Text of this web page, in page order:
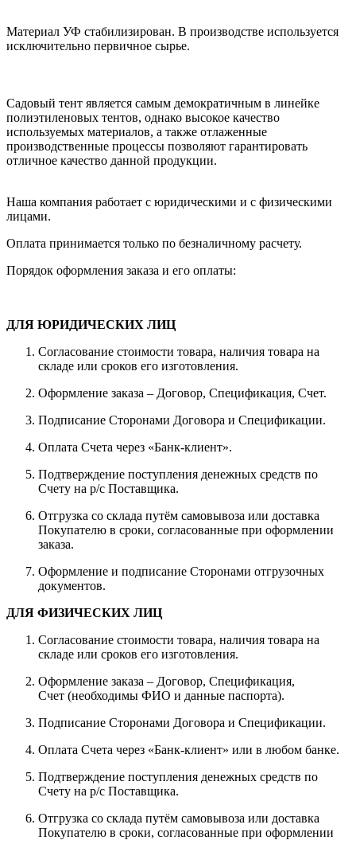
Материал УФ стабилизирован. В производстве используется
исключительно первичное сырье.
Садовый тент является самым демократичным в линейке
полиэтиленовых тентов, однако высокое качество
используемых материалов, а также отлаженные
производственные процессы позволяют гарантировать
отличное качество данной продукции.
Наша компания работает с юридическими и с физическими
лицами.
Оплата принимается только по безналичному расчету.
Порядок оформления заказа и его оплаты:
ДЛЯ ЮРИДИЧЕСКИХ ЛИЦ
Согласование стоимости товара, наличия товара на
складе или сроков его изготовления.
Оформление заказа – Договор, Спецификация, Счет.
Подписание Сторонами Договора и Спецификации.
Оплата Счета через «Банк-клиент».
Подтверждение поступления денежных средств по
Счету на р/с Поставщика.
Отгрузка со склада путём самовывоза или доставка
Покупателю в сроки, согласованные при оформлении
заказа.
Оформление и подписание Сторонами отгрузочных
документов.
ДЛЯ ФИЗИЧЕСКИХ ЛИЦ
Согласование стоимости товара, наличия товара на
складе или сроков его изготовления.
Оформление заказа – Договор, Спецификация,
Счет (необходимы ФИО и данные паспорта).
Подписание Сторонами Договора и Спецификации.
Оплата Счета через «Банк-клиент» или в любом банке.
Подтверждение поступления денежных средств по
Счету на р/с Поставщика.
Отгрузка со склада путём самовывоза или доставка
Покупателю в сроки, согласованные при оформлении